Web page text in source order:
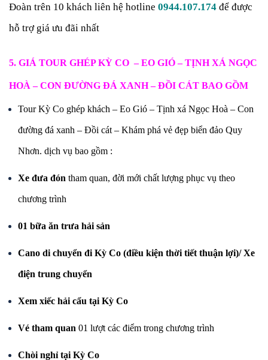
Đoàn trên 10 khách liên hệ hotline 0944.107.174 để được
hỗ trợ giá ưu đãi nhất
5. GIÁ TOUR GHÉPKỲ CO – EO GIÓ – TỊNH XÁ NGỌC
HOÀ – CON ĐƯỜNG ĐÁ XANH – ĐỒI CÁT BAO GỒM
Tour Kỳ Co ghép khách – Eo Gió – Tịnh xá Ngọc Hoà – Con
đường đá xanh – Đồi cát – Khám phá vẻ đẹp biển đảo Quy
Nhơn. dịch vụ bao gồm :
Xe đưa đón tham quan, đời mới chất lượng phục vụ theo
chương trình
01 bữa ăn trưa hải sản
Cano di chuyển đi Kỳ Co (điều kiện thời tiết thuận lợi)/ Xe
điện trung chuyển
Xem xiếc hải cẩu tại Kỳ Co
Vé tham quan 01 lượt các điểm trong chương trình
Chòi nghỉ tại Kỳ Co